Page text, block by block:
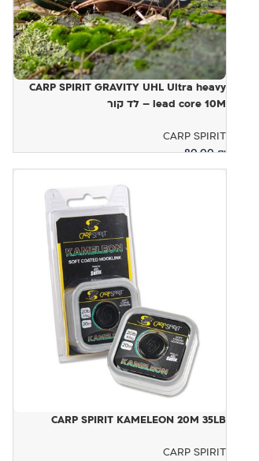
CARP SPIRIT GRAVITY UHL Ultra heavy
lead core 10M – לד קור
CARP SPIRIT
80.00₪
CARP SPIRIT KAMELEON 20M 35LB
CARP SPIRIT